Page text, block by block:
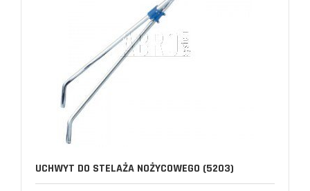
UCHWYT DO STELAŻA NOŻYCOWEGO (5203)